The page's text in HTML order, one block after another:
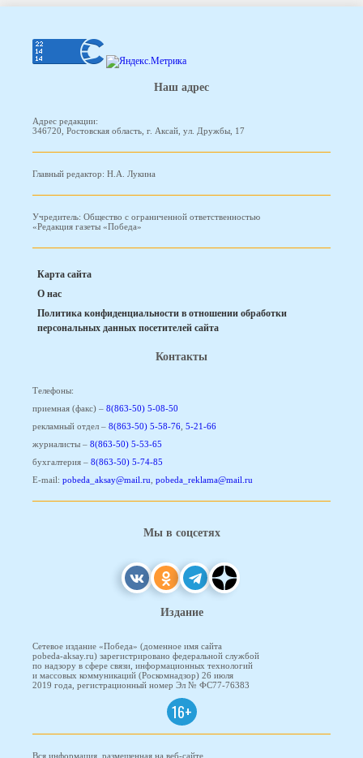
Наш адрес
Адрес редакции:
346720, Ростовская область, г. Аксай, ул. Дружбы, 17
Главный редактор: Н.А. Лукина
Учредитель: Общество с ограниченной ответственностью
«Редакция газеты «Победа»
Карта сайта
О нас
Политика конфиденциальности в отношении обработки
персональных данных посетителей сайта
Контакты
Телефоны:
приемная (факс) – 8(863-50) 5-08-50
рекламный отдел – 8(863-50) 5-58-76, 5-21-66
журналисты – 8(863-50) 5-53-65
бухгалтерия – 8(863-50) 5-74-85
E-mail: pobeda_aksay@mail.ru, pobeda_reklama@mail.ru
Мы в соцсетях
Издание
Сетевое издание «Победа» (доменное имя сайта
pobeda-aksay.ru) зарегистрировано федеральной службой
по надзору в сфере связи, информационных технологий
и массовых коммуникаций (Роскомнадзор) 26 июля
2019 года, регистрационный номер Эл № ФС77-76383
16+
Вся информация, размещенная на веб-сайте